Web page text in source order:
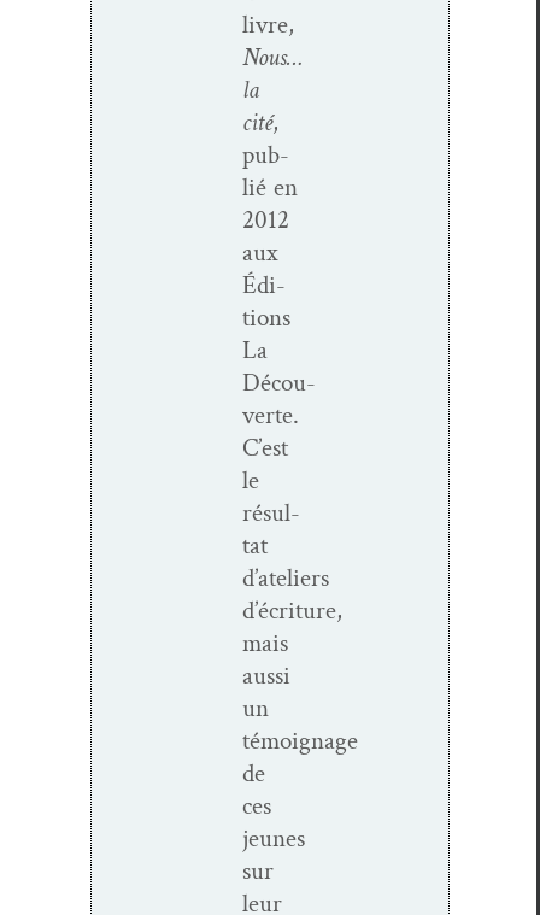
livre,
Nous…
la
cité,
pub­
lié en
2012
aux
Édi­
tions
La
Décou­
verte.
C’est
le
résul­
tat
d’ateliers
d’écriture,
mais
aus­si
un
témoignage
de
ces
jeunes
sur
leur